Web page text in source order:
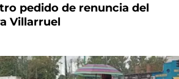
pedido de renuncia del
Villarruel